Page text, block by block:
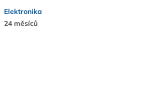
Elektronika
24 měsíců